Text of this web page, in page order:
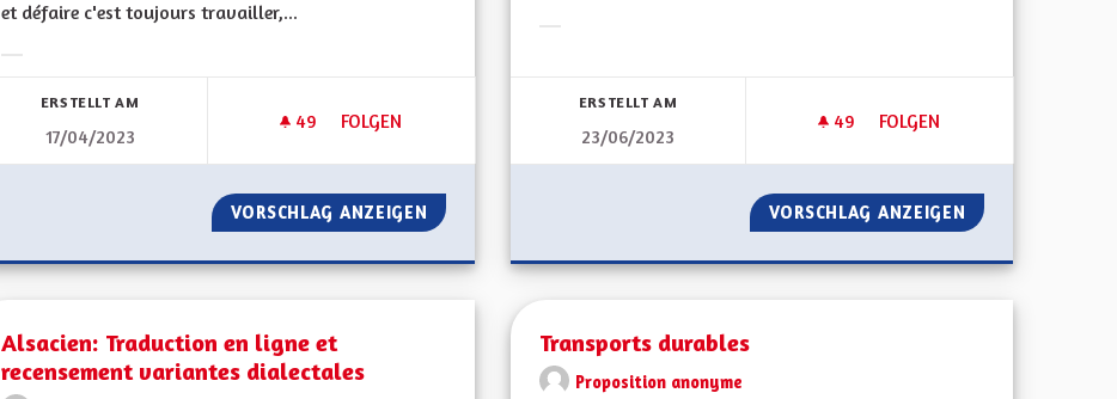
et défaire c'est toujours travailler,...
ERSTELLT AM
17/04/2023
49 49 FOLLOWER
FOLGEN
JE PROPOSE QUE LES ÉLUS PRENNENT À À LEUR CHARGE LES COÛTS DE N'IMPORTE QUEL
VORSCHLAG ANZEIGEN JE PROPOSE QUE LES ÉLUS PRENNENT À À LEUR CHARGE LES COÛTS DE
ERSTELLT AM
23/06/2023
49 49 FOLLOWER
FOLGEN
PROPOSITION VIE
VORSCHLAG ANZEIGEN PROPOSITION
Alsacien: Traduction en ligne et
recensement variantes dialectales
Transports durables
Proposition anonyme